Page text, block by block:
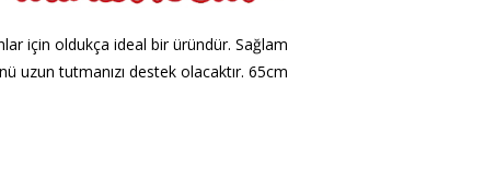
için oldukça ideal bir üründür. Sağlam
uzun tutmanızı destek olacaktır. 65cm